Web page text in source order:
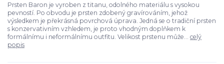
Prsten Baron je vyroben z titanu, odolného materiálu s vysokou
pevností. Po obvodu je prsten zdobený gravírováním, jehož
výsledkem je překrásná povrchová úprava. Jedná se o tradiční prsten
s konzervativním vzhledem, je proto vhodným doplňkem k
formálnímu i neformálnímu outfitu. Velikost prstenu může... celý
popis